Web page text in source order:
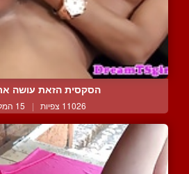
הסקסית הזאת עושה
11026 צפיות | 15 המלצות